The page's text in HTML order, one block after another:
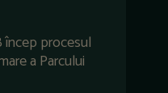
încep procesul
a Parcului